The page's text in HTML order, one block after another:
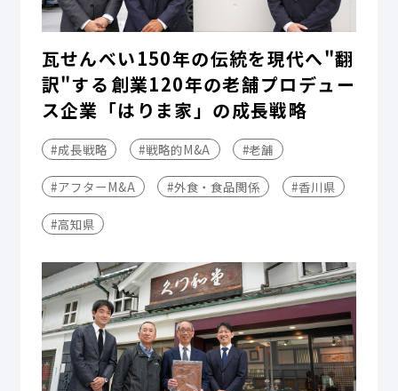
瓦せんべい150年の伝統を現代へ"翻
訳"する――創業120年の老舗プロデュー
ス企業「はりま家」の成長戦略
#成長戦略 #戦略的M&A #老舗
#アフターM&A #外食・食品関係 #香川県
#高知県